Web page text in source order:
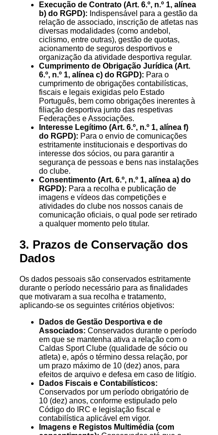
Execução de Contrato (Art. 6.º, n.º 1, alínea
b) do RGPD): Indispensável para a gestão da
relação de associado, inscrição de atletas nas
diversas modalidades (como andebol,
ciclismo, entre outras), gestão de quotas,
acionamento de seguros desportivos e
organização da atividade desportiva regular.
Cumprimento de Obrigação Jurídica (Art.
6.º, n.º 1, alínea c) do RGPD): Para o
cumprimento de obrigações contabilísticas,
fiscais e legais exigidas pelo Estado
Português, bem como obrigações inerentes à
filiação desportiva junto das respetivas
Federações e Associações.
Interesse Legítimo (Art. 6.º, n.º 1, alínea f)
do RGPD): Para o envio de comunicações
estritamente institucionais e desportivas do
interesse dos sócios, ou para garantir a
segurança de pessoas e bens nas instalações
do clube.
Consentimento (Art. 6.º, n.º 1, alínea a) do
RGPD): Para a recolha e publicação de
imagens e vídeos das competições e
atividades do clube nos nossos canais de
comunicação oficiais, o qual pode ser retirado
a qualquer momento pelo titular.
3. Prazos de Conservação dos
Dados
Os dados pessoais são conservados estritamente
durante o período necessário para as finalidades
que motivaram a sua recolha e tratamento,
aplicando-se os seguintes critérios objetivos:
Dados de Gestão Desportiva e de
Associados: Conservados durante o período
em que se mantenha ativa a relação com o
Caldas Sport Clube (qualidade de sócio ou
atleta) e, após o término dessa relação, por
um prazo máximo de 10 (dez) anos, para
efeitos de arquivo e defesa em caso de litígio.
Dados Fiscais e Contabilísticos:
Conservados por um período obrigatório de
10 (dez) anos, conforme estipulado pelo
Código do IRC e legislação fiscal e
contabilística aplicável em vigor.
Imagens e Registos Multimédia (com